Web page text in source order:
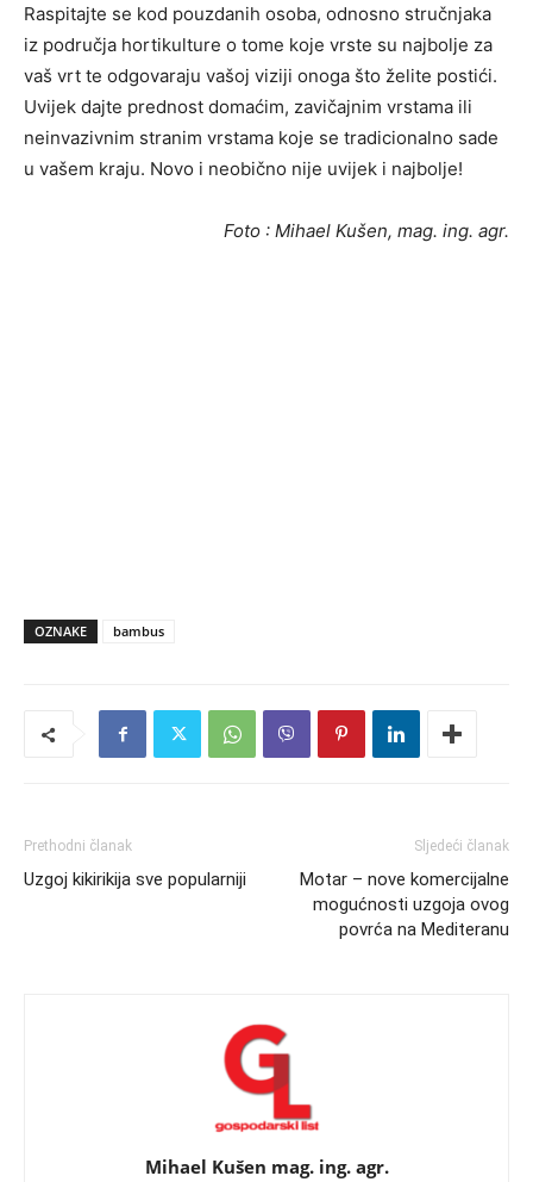
Raspitajte se kod pouzdanih osoba, odnosno stručnjaka
iz područja hortikulture o tome koje vrste su najbolje za
vaš vrt te odgovaraju vašoj viziji onoga što želite postići.
Uvijek dajte prednost domaćim, zavičajnim vrstama ili
neinvazivnim stranim vrstama koje se tradicionalno sade
u vašem kraju. Novo i neobično nije uvijek i najbolje!
Foto : Mihael Kušen, mag. ing. agr.
OZNAKE bambus
Prethodni članak
Uzgoj kikirikija sve popularniji
Sljedeći članak
Motar – nove komercijalne
mogućnosti uzgoja ovog
povrća na Mediteranu
Mihael Kušen mag. ing. agr.